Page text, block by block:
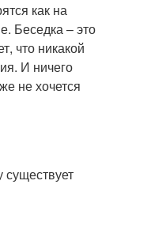
как на
Беседка – это
что никакой
И ничего
не хочется